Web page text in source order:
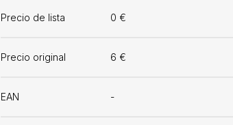
Precio de lista 0 €
Precio original 6 €
EAN -